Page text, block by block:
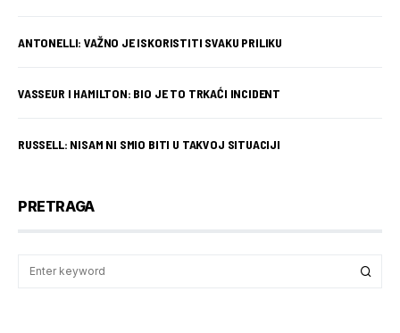
ANTONELLI: VAŽNO JE ISKORISTITI SVAKU PRILIKU
VASSEUR I HAMILTON: BIO JE TO TRKAĆI INCIDENT
RUSSELL: NISAM NI SMIO BITI U TAKVOJ SITUACIJI
PRETRAGA